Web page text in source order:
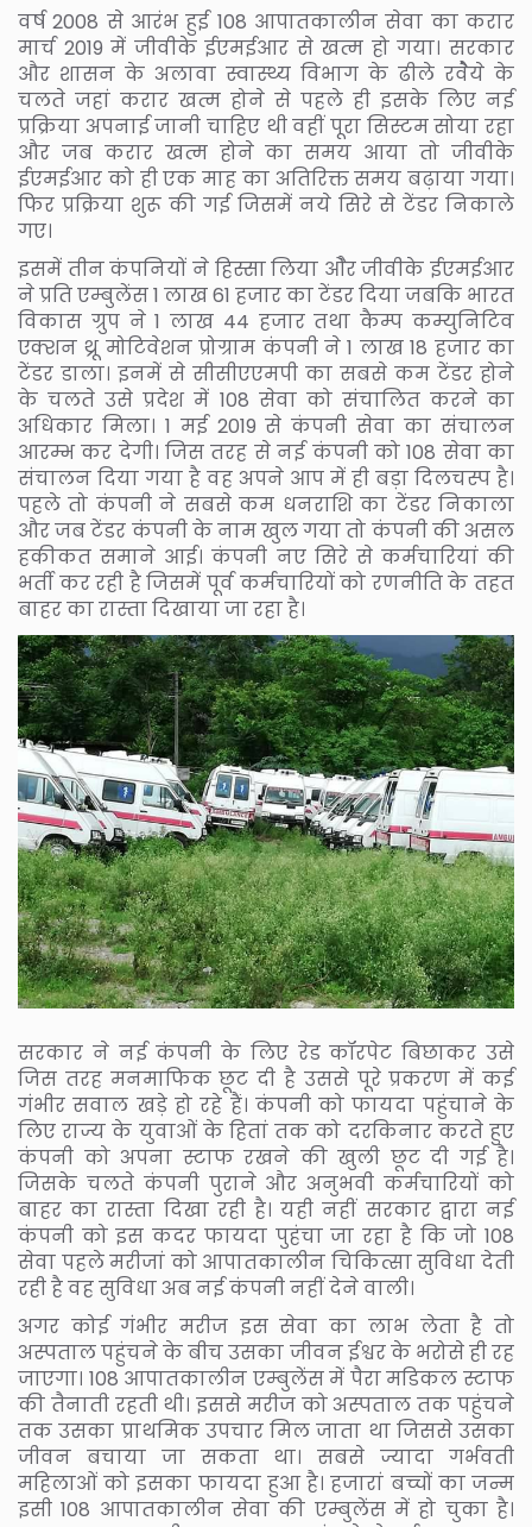
वर्ष 2008 से आरंभ हुई 108 आपातकालीन सेवा का करार
मार्च 2019 में जीवीके ईएमईआर से खत्म हो गया। सरकार
और शासन के अलावा स्वास्थ्य विभाग के ढीले रवेैये के
चलते जहां करार खत्म होने से पहले ही इसके लिए नई
प्रक्रिया अपनाई जानी चाहिए थी वहीं पूरा सिस्टम सोया रहा
और जब करार खत्म होने का समय आया तो जीवीके
ईएमईआर को ही एक माह का अतिरिक्त समय बढ़ाया गया।
फिर प्रक्रिया शुरू की गई जिसमें नये सिरे से टेंडर निकाले
गए।
इसमें तीन कंपनियों ने हिस्सा लिया ओैर जीवीके ईएमईआर
ने प्रति एम्बुलेंस 1 लाख 61 हजार का टेंडर दिया जबकि भारत
विकास ग्रुप ने 1 लाख 44 हजार तथा कैम्प कम्युनिटिव
एक्शन थ्रू मोटिवेशन प्रोग्राम कंपनी ने 1 लाख 18 हजार का
टेंडर डाला। इनमें से सीसीएएमपी का सबसे कम टेंडर होने
के चलते उसे प्रदेश में 108 सेवा को संचालित करने का
अधिकार मिला। 1 मई 2019 से कंपनी सेवा का संचालन
आरम्भ कर देगी। जिस तरह से नई कंपनी को 108 सेवा का
संचालन दिया गया है वह अपने आप में ही बड़ा दिलचस्प है।
पहले तो कंपनी ने सबसे कम धनराशि का टेंडर निकाला
और जब टेंडर कंपनी के नाम खुल गया तो कंपनी की असल
हकीकत समाने आई। कंपनी नए सिरे से कर्मचारियां की
भर्ती कर रही है जिसमें पूर्व कर्मचारियों को रणनीति के तहत
बाहर का रास्ता दिखाया जा रहा है।
सरकार ने नई कंपनी के लिए रेड कॉरपेट बिछाकर उसे
जिस तरह मनमाफिक छूट दी है उससे पूरे प्रकरण में कई
गंभीर सवाल खड़े हो रहे हैं। कंपनी को फायदा पहुंचाने के
लिए राज्य के युवाओं के हितां तक को दरकिनार करते हुए
कंपनी को अपना स्टाफ रखने की खुली छूट दी गई है।
जिसके चलते कंपनी पुराने और अनुभवी कर्मचारियों को
बाहर का रास्ता दिखा रही है। यही नहीं सरकार द्वारा नई
कंपनी को इस कदर फायदा पुहंचा जा रहा है कि जो 108
सेवा पहले मरीजां को आपातकालीन चिकित्सा सुविधा देती
रही है वह सुविधा अब नई कंपनी नहीं देने वाली।
अगर कोई गंभीर मरीज इस सेवा का लाभ लेता है तो
अस्पताल पहुंचने के बीच उसका जीवन ईश्वर के भरोसे ही रह
जाएगा। 108 आपातकालीन एम्बुलेंस में पैरा मडिकल स्टाफ
की तैनाती रहती थी। इससे मरीज को अस्पताल तक पहुंचने
तक उसका प्राथमिक उपचार मिल जाता था जिससे उसका
जीवन बचाया जा सकता था। सबसे ज्यादा गर्भवती
महिलाओं को इसका फायदा हुआ है। हजारां बच्चों का जन्म
इसी 108 आपातकालीन सेवा की एम्बुलेंस में हो चुका है।